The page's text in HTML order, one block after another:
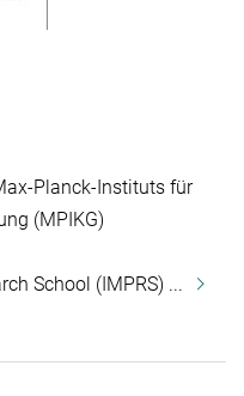
Planck-Instituts für
(MPIKG)
School (IMPRS) ...